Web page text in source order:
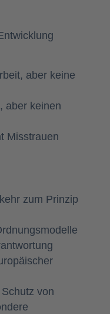
aber keine
aber keinen
Misstrauen
zum Prinzip
von